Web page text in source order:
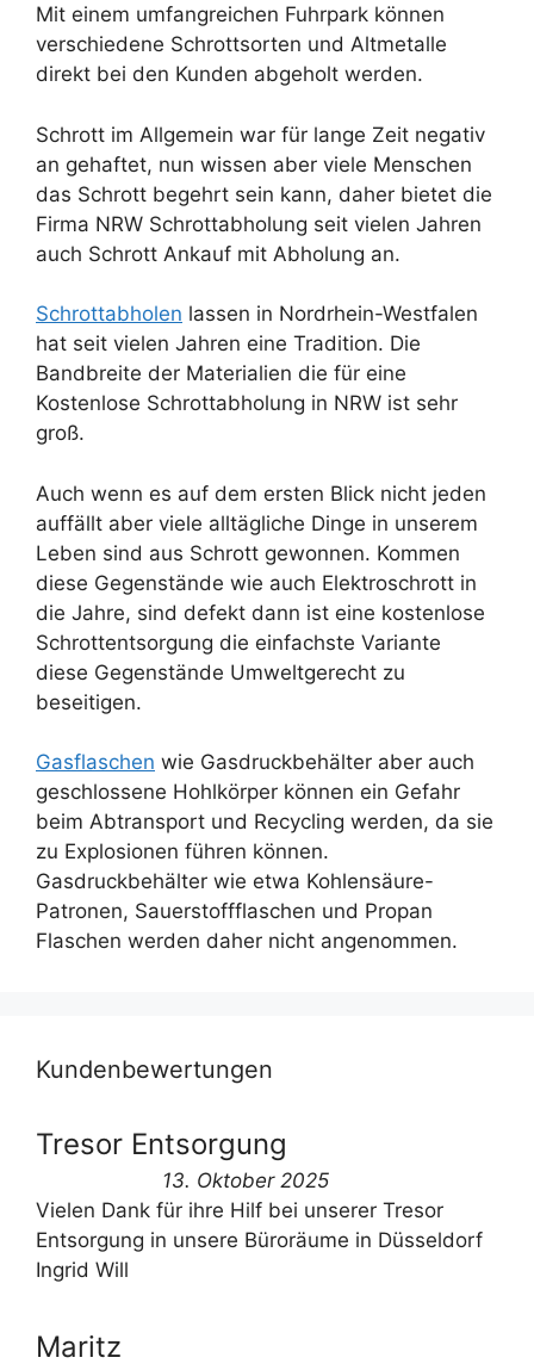
Mit einem umfangreichen Fuhrpark können
verschiedene Schrottsorten und Altmetalle
direkt bei den Kunden abgeholt werden.
Schrott im Allgemein war für lange Zeit negativ
an gehaftet, nun wissen aber viele Menschen
das Schrott begehrt sein kann, daher bietet die
Firma NRW Schrottabholung seit vielen Jahren
auch Schrott Ankauf mit Abholung an.
Schrottabholen lassen in Nordrhein-Westfalen
hat seit vielen Jahren eine Tradition. Die
Bandbreite der Materialien die für eine
Kostenlose Schrottabholung in NRW ist sehr
groß.
Auch wenn es auf dem ersten Blick nicht jeden
auffällt aber viele alltägliche Dinge in unserem
Leben sind aus Schrott gewonnen. Kommen
diese Gegenstände wie auch Elektroschrott in
die Jahre, sind defekt dann ist eine kostenlose
Schrottentsorgung die einfachste Variante
diese Gegenstände Umweltgerecht zu
beseitigen.
Gasflaschen wie Gasdruckbehälter aber auch
geschlossene Hohlkörper können ein Gefahr
beim Abtransport und Recycling werden, da sie
zu Explosionen führen können.
Gasdruckbehälter wie etwa Kohlensäure-
Patronen, Sauerstoffflaschen und Propan
Flaschen werden daher nicht angenommen.
Kundenbewertungen
Tresor Entsorgung
13. Oktober 2025
Vielen Dank für ihre Hilf bei unserer Tresor
Entsorgung in unsere Büroräume in Düsseldorf
Ingrid Will
Maritz